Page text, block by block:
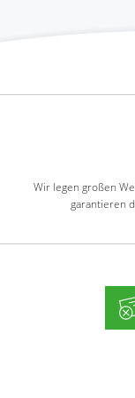
Wir legen großen
garantieren